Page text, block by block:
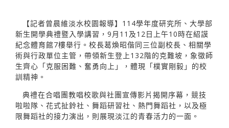
【記者曾晨維淡水校園報導】114學年度研究所、大學部
新生開學典禮暨入學講習，9月11及12日上午10時在紹謨
紀念體育館7樓舉行。校長葛煥昭偕同三位副校長、相關學
術與行政單位主管，帶領新生登上132階的克難坡，象徵師
生齊心「克服困難、奮勇向上」，體現「樸實剛毅」的校
訓精神。
典禮在合唱團教唱校歌與社團宣傳影片揭開序幕，競技
啦啦隊、花式扯鈴社、舞蹈研習社、熱門舞蹈社，以及極
限舞蹈社的接力演出，則展現淡江的青春活力的一面。